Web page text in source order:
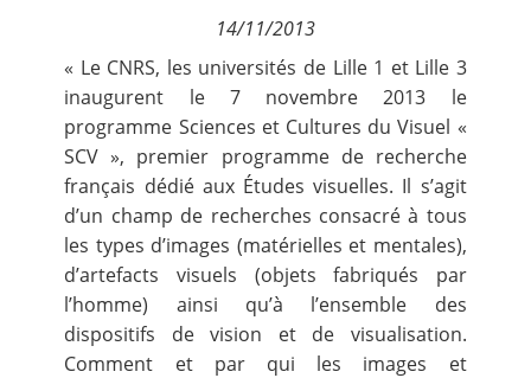
14/11/2013
« Le CNRS, les universités de Lille 1 et Lille 3
inaugurent le 7 novembre 2013 le
programme Sciences et Cultures du Visuel «
SCV », premier programme de recherche
français dédié aux Études visuelles. Il s’agit
d’un champ de recherches consacré à tous
les types d’images (matérielles et mentales),
d’artefacts visuels (objets fabriqués par
l’homme) ainsi qu’à l’ensemble des
dispositifs de vision et de visualisation.
Comment et par qui les images et